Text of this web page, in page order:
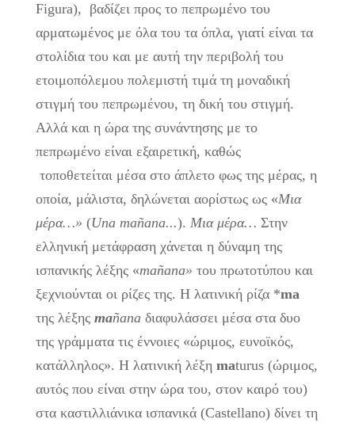
Figura), βαδίζει προς το πεπρωμένο του
αρματωμένος με όλα του τα όπλα, γιατί είναι τα
στολίδια του και με αυτή την περιβολή του
ετοιμοπόλεμου πολεμιστή τιμά τη μοναδική
στιγμή του πεπρωμένου, τη δική του στιγμή.
Αλλά και η ώρα της συνάντησης με το
πεπρωμένο είναι εξαιρετική, καθώς
τοποθετείται μέσα στο άπλετο φως της μέρας, η
οποία, μάλιστα, δηλώνεται αορίστως ως «Μια
μέρα…» (Una mañana...). Μια μέρα… Στην
ελληνική μετάφραση χάνεται η δύναμη της
ισπανικής λέξης «mañana» του πρωτοτύπου και
ξεχνιούνται οι ρίζες της. Η λατινική ρίζα *ma
της λέξης mañanaδιαφυλάσσει μέσα στα δυο
της γράμματα τις έννοιες «ώριμος, ευνοϊκός,
κατάλληλος». Η λατινική λέξη maturus (ώριμος,
αυτός που είναι στην ώρα του, στον καιρό του)
στα καστιλλιάνικα ισπανικά (Castellano) δίνει τη